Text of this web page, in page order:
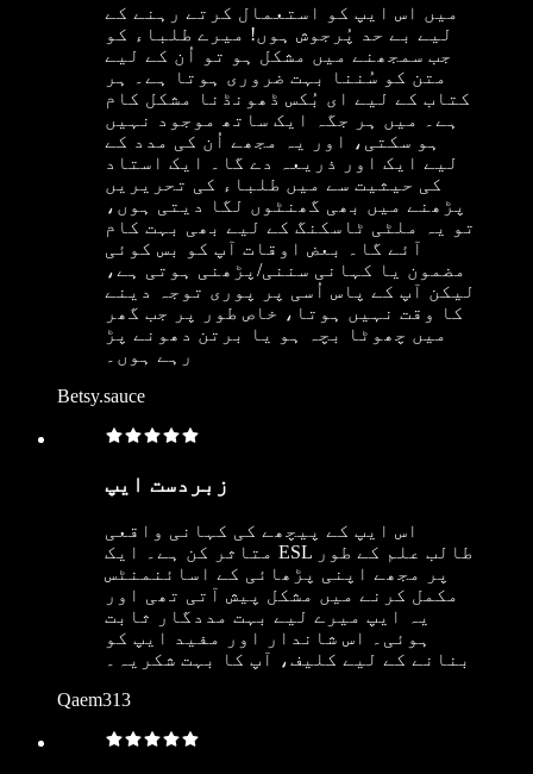
میں اس ایپ کو استعمال کرتے رہنے کے
لیے بے حد پُرجوش ہوں! میرے طلباء کو
جب سمجھنے میں مشکل ہو تو اُن کے لیے
متن کو سُننا بہت ضروری ہوتا ہے۔ ہر
کتاب کے لیے ای بُکس ڈھونڈنا مشکل کام
ہے۔ میں ہر جگہ ایک ساتھ موجود نہیں
ہو سکتی، اور یہ مجھے اُن کی مدد کے
لیے ایک اور ذریعہ دے گا۔ ایک استاد
کی حیثیت سے میں طلباء کی تحریریں
پڑھنے میں بھی گھنٹوں لگا دیتی ہوں،
تو یہ ملٹی ٹاسکنگ کے لیے بھی بہت کام
آئے گا۔ بعض اوقات آپ کو بس کوئی
مضمون یا کہانی سننی/پڑھنی ہوتی ہے،
لیکن آپ کے پاس اُسی پر پوری توجہ دینے
کا وقت نہیں ہوتا، خاص طور پر جب گھر
میں چھوٹا بچہ ہو یا برتن دھونے پڑ
رہے ہوں۔
Betsy.sauce
زبردست ایپ
اس ایپ کے پیچھے کی کہانی واقعی
متاثر کن ہے۔ ایک ESL طالب علم کے طور
پر مجھے اپنی پڑھائی کے اسائنمنٹس
مکمل کرنے میں مشکل پیش آتی تھی اور
یہ ایپ میرے لیے بہت مددگار ثابت
ہوئی۔ اس شاندار اور مفید ایپ کو
بنانے کے لیے کلیف، آپ کا بہت شکریہ۔
Qaem313